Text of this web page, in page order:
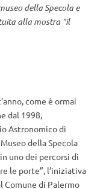
della Specola e
alla mostra “il
come è ormai
dal 1998,
Astronomico di
della Specola
uno dei percorsi di
le porte”, l’iniziativa
Comune di Palermo